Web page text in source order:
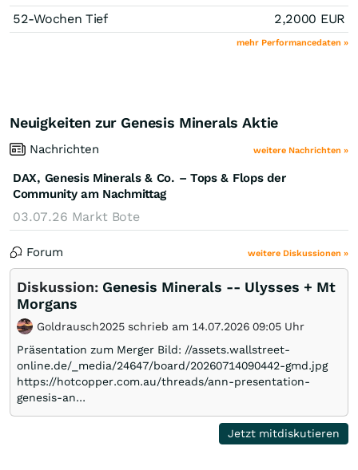
52-Wochen Tief 2,2000 EUR
mehr Performancedaten »
Neuigkeiten zur Genesis Minerals Aktie
Nachrichten weitere Nachrichten »
DAX, Genesis Minerals & Co. – Tops & Flops der
Community am Nachmittag
03.07.26 Markt Bote
Forum weitere Diskussionen »
Diskussion: Genesis Minerals -- Ulysses + Mt
Morgans
Goldrausch2025 schrieb am 14.07.2026 09:05 Uhr
Präsentation zum Merger Bild: //assets.wallstreet-
online.de/_media/24647/board/20260714090442-gmd.jpg
https://hotcopper.com.au/threads/ann-presentation-
genesis-an…
Jetzt mitdiskutieren